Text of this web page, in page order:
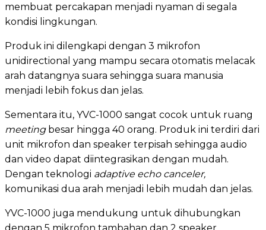
membuat percakapan menjadi nyaman di segala
kondisi lingkungan.
Produk ini dilengkapi dengan 3 mikrofon
unidirectional yang mampu secara otomatis melacak
arah datangnya suara sehingga suara manusia
menjadi lebih fokus dan jelas.
Sementara itu, YVC-1000 sangat cocok untuk ruang
meeting besar hingga 40 orang. Produk ini terdiri dari
unit mikrofon dan speaker terpisah sehingga audio
dan video dapat diintegrasikan dengan mudah.
Dengan teknologi adaptive echo canceler,
komunikasi dua arah menjadi lebih mudah dan jelas.
YVC-1000 juga mendukung untuk dihubungkan